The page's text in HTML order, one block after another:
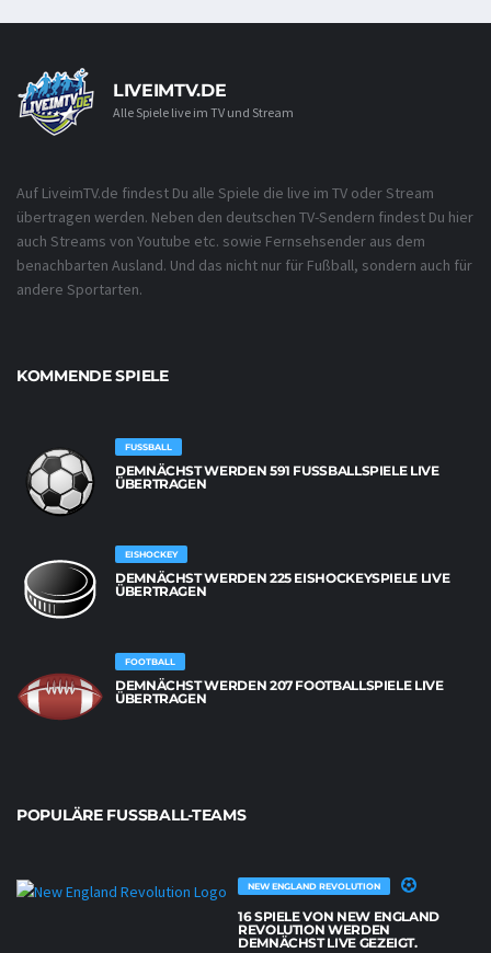
LIVEIMTV.DE
Alle Spiele live im TV und Stream
Auf LiveimTV.de findest Du alle Spiele die live im TV oder Stream
übertragen werden. Neben den deutschen TV-Sendern findest Du hier
auch Streams von Youtube etc. sowie Fernsehsender aus dem
benachbarten Ausland. Und das nicht nur für Fußball, sondern auch für
andere Sportarten.
KOMMENDE SPIELE
FUSSBALL
DEMNÄCHST WERDEN 591 FUSSBALLSPIELE LIVE Ü
BERTRAGEN
EISHOCKEY
DEMNÄCHST WERDEN 225 EISHOCKEYSPIELE LIVE
ÜBERTRAGEN
FOOTBALL
DEMNÄCHST WERDEN 207 FOOTBALLSPIELE LIVE
ÜBERTRAGEN
POPULÄRE FUSSBALL-TEAMS
NEW ENGLAND REVOLUTION
16 SPIELE VON NEW ENGLAND
REVOLUTION WERDEN
DEMNÄCHST LIVE GEZEIGT.